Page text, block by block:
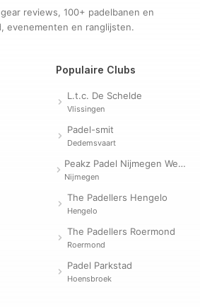
reviews, 100+ padelbanen en
evenementen en ranglijsten.
Populaire Clubs
L.t.c. De Schelde
Vlissingen
Padel-smit
Dedemsvaart
Peakz Padel Nijmegen Westerpark | Padelclub
Nijmegen
The Padellers Hengelo
Hengelo
The Padellers Roermond
Roermond
Padel Parkstad
Hoensbroek